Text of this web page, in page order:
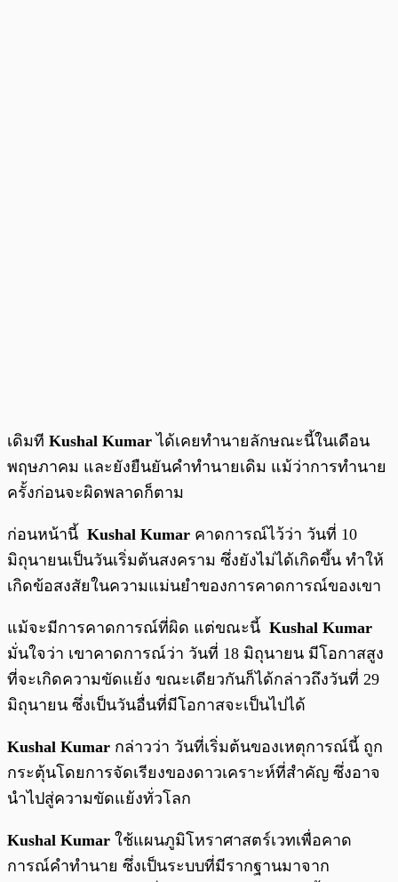
เดิมที Kushal Kumar ได้เคยทำนายลักษณะนี้ในเดือน
พฤษภาคม และยังยืนยันคำทำนายเดิม แม้ว่าการทำนาย
ครั้งก่อนจะผิดพลาดก็ตาม
ก่อนหน้านี้ Kushal Kumar คาดการณ์ไว้ว่า วันที่ 10
มิถุนายนเป็นวันเริ่มต้นสงคราม ซึ่งยังไม่ได้เกิดขึ้น ทำให้
เกิดข้อสงสัยในความแม่นยำของการคาดการณ์ของเขา
แม้จะมีการคาดการณ์ที่ผิด แต่ขณะนี้ Kushal Kumar
มั่นใจว่า เขาคาดการณ์ว่า วันที่ 18 มิถุนายน มีโอกาสสูง
ที่จะเกิดความขัดแย้ง ขณะเดียวกันก็ได้กล่าวถึงวันที่ 29
มิถุนายน ซึ่งเป็นวันอื่นที่มีโอกาสจะเป็นไปได้
Kushal Kumar กล่าวว่า วันที่เริ่มต้นของเหตุการณ์นี้ ถูก
กระตุ้นโดยการจัดเรียงของดาวเคราะห์ที่สำคัญ ซึ่งอาจ
นำไปสู่ความขัดแย้งทั่วโลก
Kushal Kumar ใช้แผนภูมิโหราศาสตร์เวทเพื่อคาด
การณ์คำทำนาย ซึ่งเป็นระบบที่มีรากฐานมาจาก